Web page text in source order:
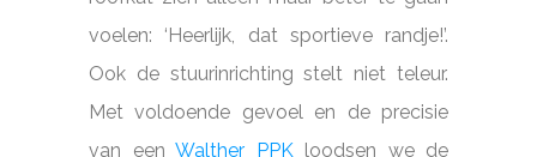
voelen: ‘Heerlijk, dat sportieve randje!’.
Ook de stuurinrichting stelt niet teleur.
Met voldoende gevoel en de precisie
van een Walther PPKloodsen we de